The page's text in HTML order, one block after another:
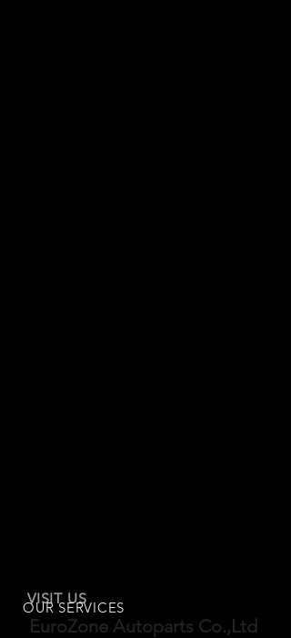
VISIT US
OUR SERVICES
EuroZone Autoparts Co.,Ltd